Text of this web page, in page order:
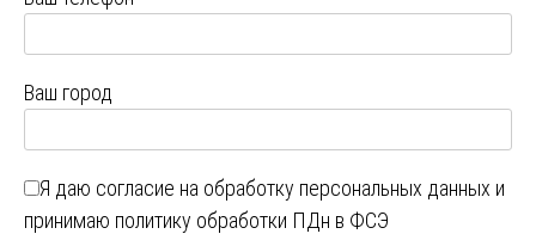
Ваш город
Я даю согласие на обработку персональных данных и
принимаю политику обработки ПДн в ФСЭ